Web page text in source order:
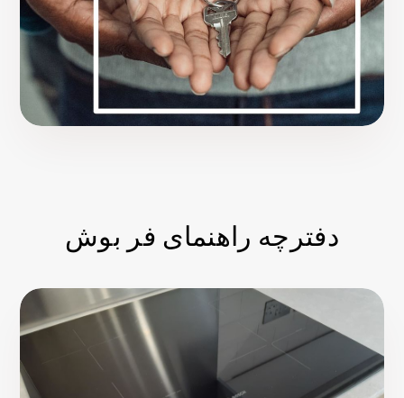
دفترچه راهنمای فر بوش